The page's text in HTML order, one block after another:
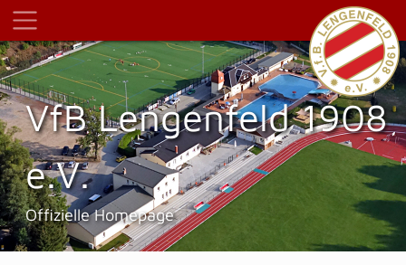
VfB Lengenfeld 1908
e.V.
Offizielle Homepage